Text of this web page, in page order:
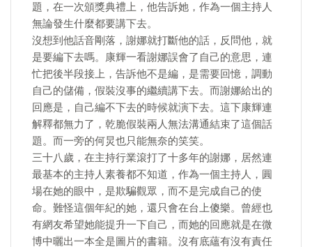
題，在一次頒獎典禮上，他告訴她，作為一個主持人
無論發生什麼都要講下去。
沒想到他話音剛落，謝娜就打斷他的話，反問他，就
是要編下去嗎。康輝一看謝娜誤會了自己的意思，連
忙把後半段接上，告訴他不是編，是需要回憶，調動
自己的儲備，假裝沒事的繼續講下去。而謝娜給出的
回應是，自己編不下去的時候就演下去。這下康輝連
解釋都無力了，乾脆假裝兩人無法溝通結束了這個話
題。而一旁的何炅也只能無奈的笑笑。
三十八歲，在主持行業滾打了十多年的謝娜，居然連
最基本的主持人素養都不知道，作為一個主持人，圓
場在她的眼中，是欺騙觀眾，而不是完成自己的使
命。難怪這個年紀的她，還只會在台上傻樂。曾經也
有網友希望她能提升一下自己，而她的回應就是在微
博中曬出一本全是圖片的書籍。沒有底蘊有沒有責任